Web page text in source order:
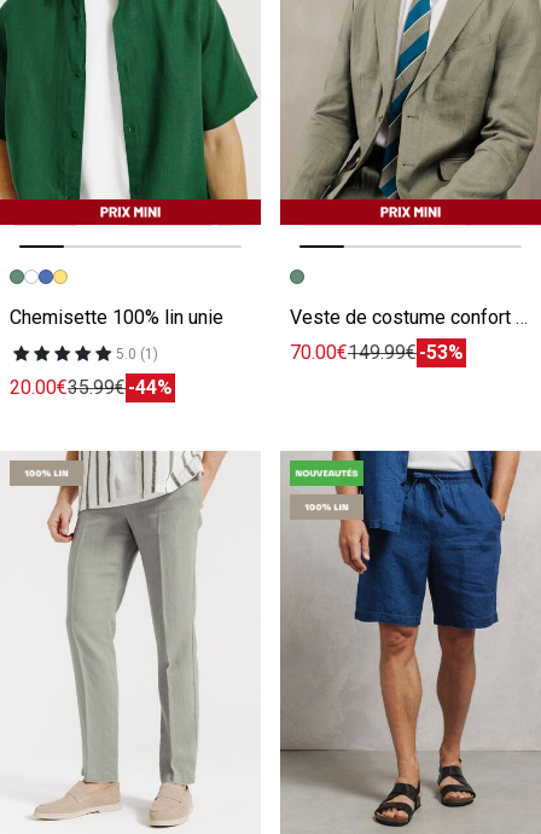
Image précédente
Image suivante
Chemisette 100% lin unie
5.0 (1)
20.00€35.99€-44%
Image précédente
Image suivante
Veste de costume confort motif chevron 100% lin
70.00€149.99€-53%